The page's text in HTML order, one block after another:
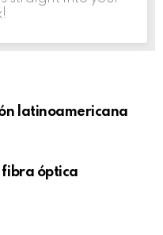
latinoamericana
fibra óptica